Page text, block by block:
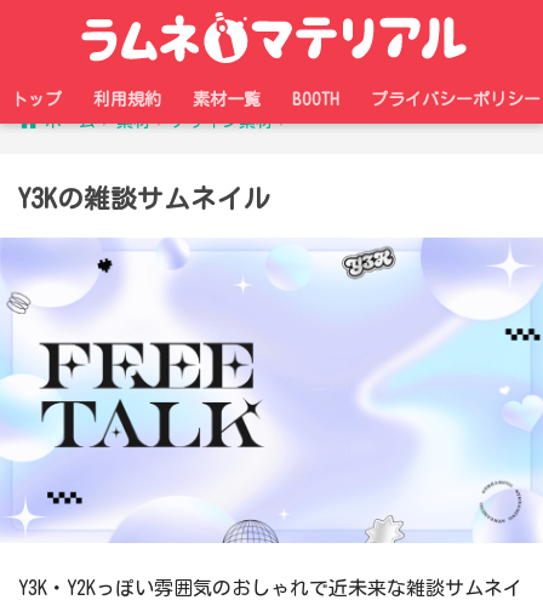
トップ 利用規約 素材一覧 BOOTH
プライバシーポリシー
ホーム
素材 デザイン素材
Y3Kの雑談サムネイル
Y3K・Y2Kっぽい雰囲気のおしゃれで近未来な雑談サムネイ